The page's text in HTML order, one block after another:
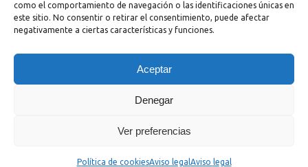
como el comportamiento de navegación o las identificaciones únicas en
este sitio. No consentir o retirar el consentimiento, puede afectar
negativamente a ciertas características y funciones.
Aceptar
Denegar
Ver preferencias
Política de cookiesAviso legalAviso legal
Powered by